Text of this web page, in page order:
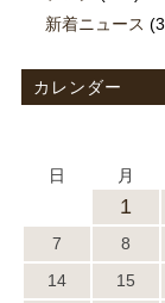
新着ニュース
カレンダー
日 月
1
7
8
14
15